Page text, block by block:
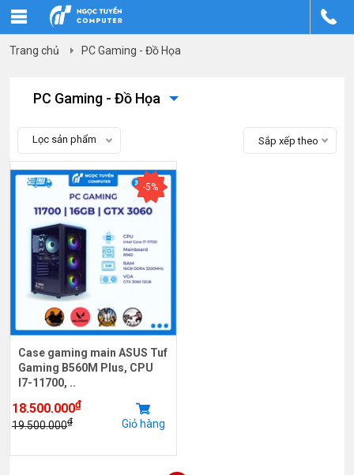
Trang chủ PC Gaming - Đồ Họa
PC Gaming - Đồ Họa
Lọc sản phẩm Sắp xếp theo
-5%
Case gaming main ASUS Tuf
Gaming B560M Plus, CPU
I7-11700, ..
18.500.000₫
19.500.000₫ Giỏ hàng